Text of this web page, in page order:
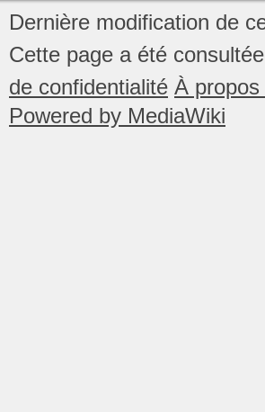
Dernière modification de
Cette page a été
de confidentialité À
Powered by MediaWiki